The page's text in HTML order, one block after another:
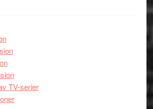
TV-serier